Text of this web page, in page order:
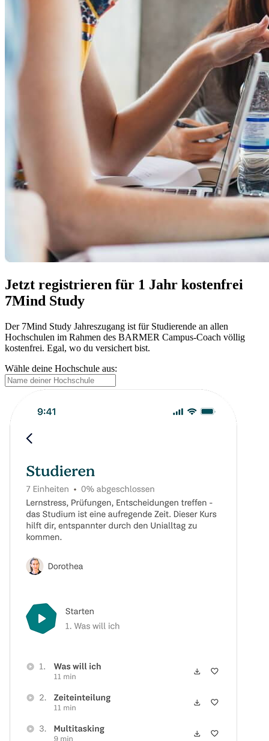
Jetzt registrieren für 1 Jahr kostenfrei
7Mind Study
Der 7Mind Study Jahreszugang ist für Studierende an allen
Hochschulen im Rahmen des BARMER Campus-Coach völlig
kostenfrei. Egal, wo du versichert bist.
Wähle deine Hochschule aus: